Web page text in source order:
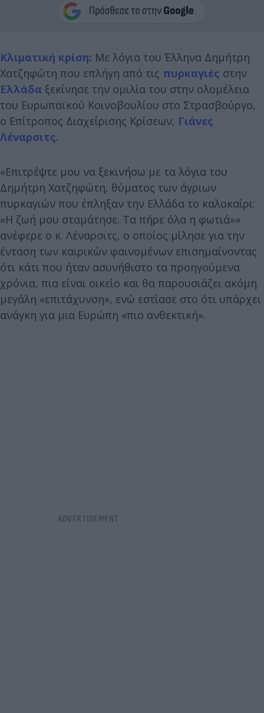
Κλιματική κρίση: Με λόγια του Έλληνα Δημήτρη
Χατζηφώτη που επλήγη από τις πυρκαγιές στην
Ελλάδα ξεκίνησε την ομιλία του στην ολομέλεια
του Ευρωπαϊκού Κοινοβουλίου στο Στρασβούργο,
ο Επίτροπος Διαχείρισης Κρίσεων, Γιάνες
Λέναρσιτς.
«Επιτρέψτε μου να ξεκινήσω με τα λόγια του
Δημήτρη Χατζηφώτη, θύματος των άγριων
πυρκαγιών που έπληξαν την Ελλάδα το καλοκαίρι:
«Η ζωή μου σταμάτησε. Τα πήρε όλα η φωτιά»»
ανέφερε ο κ. Λέναρσιτς, ο οποίος μίλησε για την
ένταση των καιρικών φαινομένων επισημαίνοντας
ότι κάτι που ήταν ασυνήθιστο τα προηγούμενα
χρόνια, πια είναι οικείο και θα παρουσιάζει ακόμη
μεγάλη «επιτάχυνση», ενώ εστίασε στο ότι υπάρχει
ανάγκη για μια Ευρώπη «πιο ανθεκτική».